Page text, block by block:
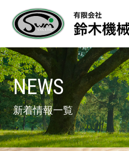
NEWS
新着情報一覧